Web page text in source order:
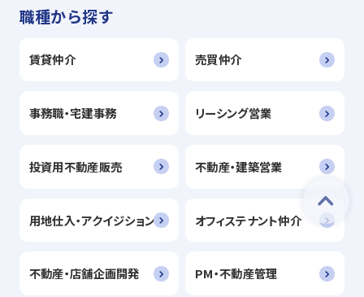
職種から探す
賃貸仲介 売買仲介
事務職・宅建事務 リーシング営業
投資用不動産販売 不動産・建築営業
用地仕入・アクイジション オフィステナント仲介
不動産・店舗企画開発 PM・不動産管理